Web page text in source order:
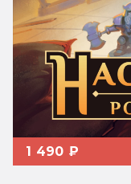
1 490 ₽